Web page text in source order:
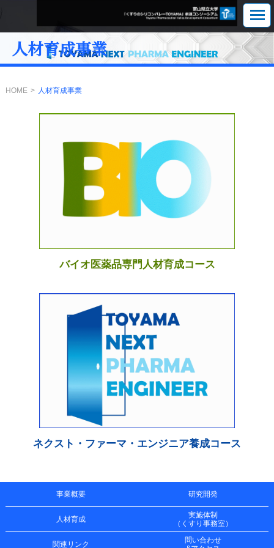
人材育成事業
HOME 人材育成事業
バイオ医薬品専門人材育成コース
ネクスト・ファーマ・エンジニア養成コース
事業概要 研究開発
人材育成
実施体制
（くすり事務室）
関連リンク
問い合わせ